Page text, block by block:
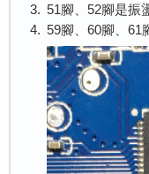
51腳、52腳是振
59腳、60腳、61